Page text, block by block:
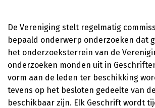
De Vereniging stelt regelmatig
bepaald onderwerp onderzoeken dat
het onderzoeksterrein van de
onderzoeken monden uit in
vorm aan de leden ter beschikking
tevens op het besloten gedeelte van
beschikbaar zijn. Elk Geschrift wordt